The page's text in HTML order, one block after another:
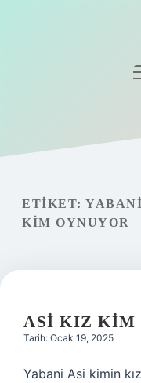
Gizlilik Politikası
Hakkımızda
ETIKET:
KIM OYNUYOR
ASI KIZ KIM
Tarih: Ocak 19, 2025
Yabani Asi kimin